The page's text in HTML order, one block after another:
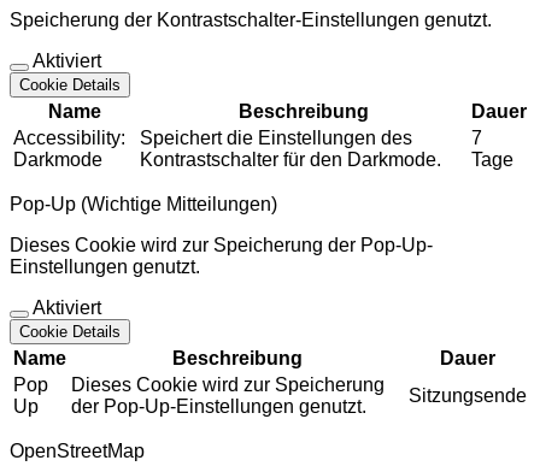
Speicherung der Kontrastschalter-Einstellungen genutzt.
Aktiviert
Cookie Details
Name Beschreibung
Dauer
Accessibility:
Darkmode
Speichert die Einstellungen des
Kontrastschalter für den Darkmode.
7
Tage
Pop-Up (Wichtige Mitteilungen)
Dieses Cookie wird zur Speicherung der Pop-Up-
Einstellungen genutzt.
Aktiviert
Cookie Details
Name Beschreibung
Dauer
Pop
Up
Dieses Cookie wird zur Speicherung
der Pop-Up-Einstellungen genutzt.
Sitzungsende
OpenStreetMap